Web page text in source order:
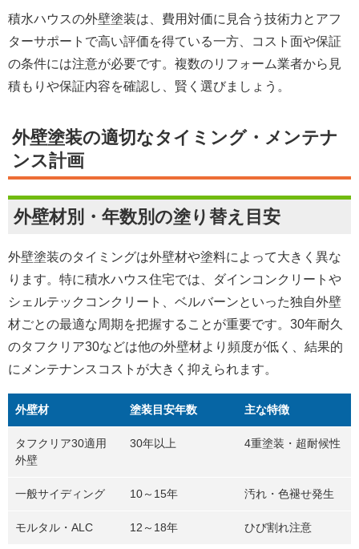
積水ハウスの外壁塗装は、費用対価に見合う技術力とアフ
ターサポートで高い評価を得ている一方、コスト面や保証
の条件には注意が必要です。複数のリフォーム業者から見
積もりや保証内容を確認し、賢く選びましょう。
外壁塗装の適切なタイミング・メンテナ
ンス計画
外壁材別・年数別の塗り替え目安
外壁塗装のタイミングは外壁材や塗料によって大きく異な
ります。特に積水ハウス住宅では、ダインコンクリートや
シェルテックコンクリート、ベルバーンといった独自外壁
材ごとの最適な周期を把握することが重要です。30年耐久
のタフクリア30などは他の外壁材より頻度が低く、結果的
にメンテナンスコストが大きく抑えられます。
外壁材 塗装目安年数 主な特徴
タフクリア30適用
外壁
30年以上 4重塗装・超耐候性
一般サイディング 10～15年 汚れ・色褪せ発生
モルタル・ALC 12～18年 ひび割れ注意